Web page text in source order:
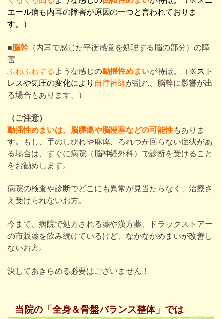
エール病も内耳の障害が原因の一つと言われておりま
す。）
■脳幹（内耳で感じた平衡感覚を処理する脳の部分）の障
害
ふわふわする ような感じの動揺性めまいが特徴。（ ※スト
レスや気圧の変化により 自律神経が乱れ、脳幹に影響が出
る場合もあります。）
（ご注意）
動揺性めまいは、脳腫瘍や脳梗塞などの可能性もありま
す。もし、手のしびれや麻痺、ろれつが回らない症状があ
る場合は、すぐに病院（脳神経外科）で診断を受けること
をお勧めします。
病院の検査や診断でどこにも異常が見当たらなく、治療さ
え受けられないお方。
今まで、病院で処方される薬や漢方薬、ドラックストアー
の市販薬を飲み続けているけど、なかなかめまいが改善し
ないお方。
決してあきらめる必要はございません！
当院の「全身＆骨盤バランス整体」では